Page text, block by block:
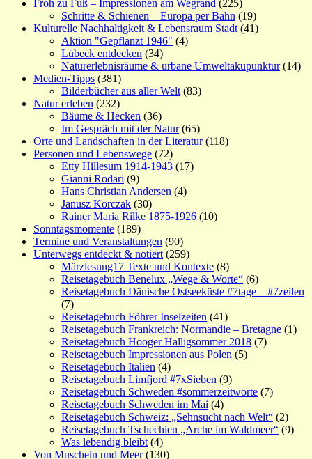
Froh zu Fuß – Impressionen am Wegrand (225)
Schritte & Schienen – Europa per Bahn (19)
Kulturelle Nachhaltigkeit & Lebensraum Stadt (41)
Aktion "Gepflanzt 1946" (4)
Lübeck entdecken (34)
Naturerlebnisräume & urbane Umweltakupunktur(14)
Medien-Tipps (381)
Bilderbücher aus aller Welt (83)
Natur erleben (232)
Bäume & Hecken (36)
Im Gespräch mit der Natur(65)
Orte und Landschaften in der Literatur(118)
Personen und Lebenswege (72)
Etty Hillesum 1914-1943 (17)
Gianni Rodari (9)
Hans Christian Andersen (4)
Janusz Korczak (30)
Rainer Maria Rilke 1875-1926 (10)
Sonntagsmomente (189)
Termine und Veranstaltungen (90)
Unterwegs entdeckt & notiert (259)
Märzlesung17 Texte und Kontexte (8)
Reisetagebuch Benelux „Wege & Worte“ (6)
Reisetagebuch Dänische Ostseeküste #7tage – #7zeilen
(7)
Reisetagebuch Föhrer Inselzeiten (41)
Reisetagebuch Frankreich: Normandie – Bretagne (1)
Reisetagebuch Hooger Halligsommer 2018 (7)
Reisetagebuch Impressionen aus Polen (5)
Reisetagebuch Italien (4)
Reisetagebuch Limfjord #7xSieben (9)
Reisetagebuch Schweden #sommerzeitworte (7)
Reisetagebuch Schweden im Mai (4)
Reisetagebuch Schweiz: „Sehnsucht nach Welt“ (2)
Reisetagebuch Tschechien „Arche im Waldmeer“ (9)
Was lebendig bleibt (4)
Von Muscheln und Meer(130)